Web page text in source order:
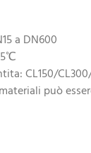
a DN600
CL150/
può